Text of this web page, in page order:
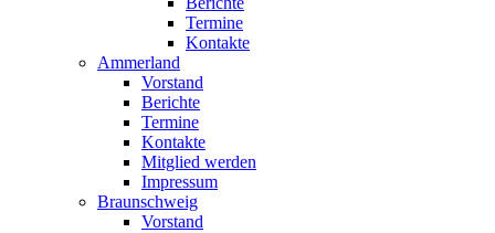
Termine
Kontakte
Ammerland
Vorstand
Berichte
Termine
Kontakte
Mitglied werden
Impressum
Braunschweig
Vorstand